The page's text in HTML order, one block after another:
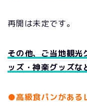
再開は未定です。
その他、ご当地観光
ッズ・神楽グッズな
●高級食パンがある